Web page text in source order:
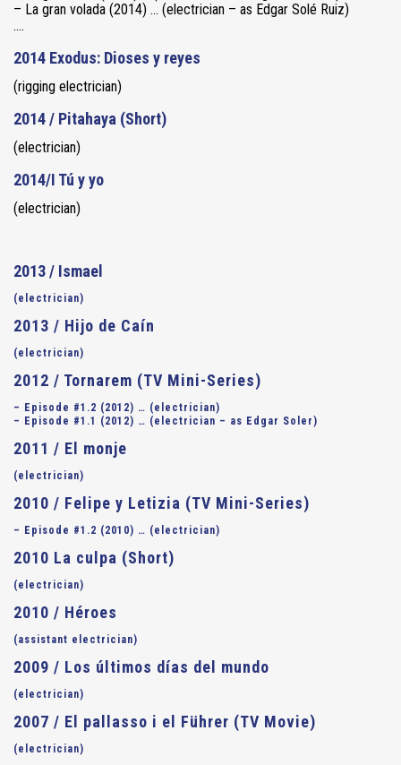
– La gran volada (2014) … (electrician – as Edgar Solé Ruiz)
….
2014 Exodus: Dioses y reyes
(rigging electrician)
2014 / Pitahaya (Short)
(electrician)
2014/I Tú y yo
(electrician)
2013 / Ismael
(electrician)
2013 / Hijo de Caín
(electrician)
2012 / Tornarem (TV Mini-Series)
– Episode #1.2 (2012) … (electrician)
– Episode #1.1 (2012) … (electrician – as Edgar Soler)
2011 / El monje
(electrician)
2010 / Felipe y Letizia (TV Mini-Series)
– Episode #1.2 (2010) … (electrician)
2010 La culpa (Short)
(electrician)
2010 / Héroes
(assistant electrician)
2009 / Los últimos días del mundo
(electrician)
2007 / El pallasso i el Führer (TV Movie)
(electrician)